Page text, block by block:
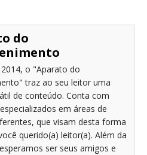
do
o "Aparato do
traz ao seu leitor uma
de conteúdo. Conta com
em áreas de
que visam desta forma
querido(a) leitor(a). Além da
ser seus amigos e